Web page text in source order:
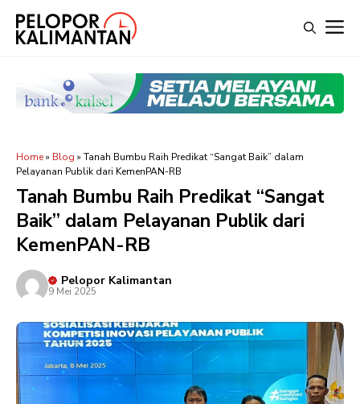
Home» Blog » Tanah Bumbu Raih Predikat “Sangat Baik” dalam
Pelayanan Publik dari KemenPAN-RB
Tanah Bumbu Raih Predikat “Sangat
Baik” dalam Pelayanan Publik dari
KemenPAN-RB
Pelopor Kalimantan
9 Mei 2025